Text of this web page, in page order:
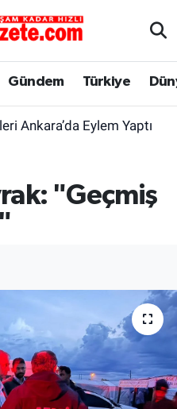
Gündem Türkiye
Ankara’da Eylem Yaptı
"Geçmiş
ve Fikstür